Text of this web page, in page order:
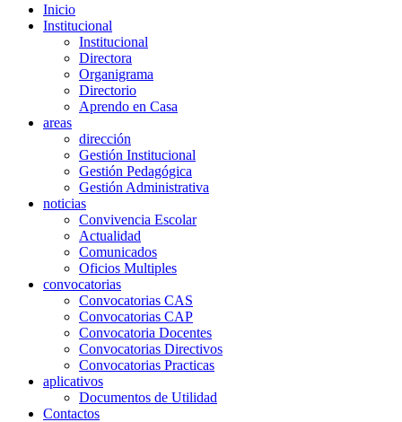
Inicio
Institucional
Institucional
Directora
Organigrama
Directorio
Aprendo en Casa
areas
dirección
Gestión Institucional
Gestión Pedagógica
Gestión Administrativa
noticias
Convivencia Escolar
Actualidad
Comunicados
Oficios Multiples
convocatorias
Convocatorias CAS
Convocatorias CAP
Convocatoria Docentes
Convocatorias Directivos
Convocatorias Practicas
aplicativos
Documentos de Utilidad
Contactos